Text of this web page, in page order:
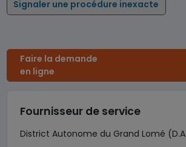
Signaler une procédure inexacte
Faire la demande
en ligne
Fournisseur de service
District Autonome du Grand Lomé